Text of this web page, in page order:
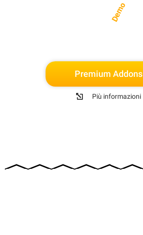
Demo
Premium Addons
Più informazioni